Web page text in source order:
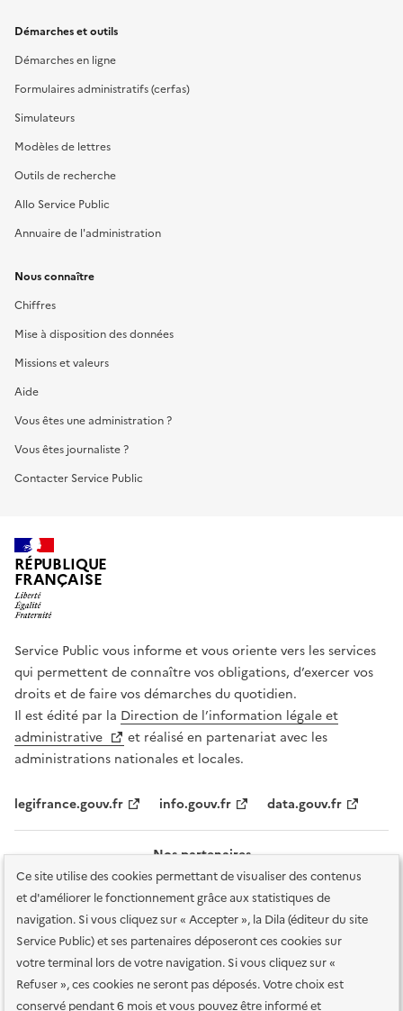
Ce site utilise des cookies permettant de visualiser des contenus
et d'améliorer le fonctionnement grâce aux statistiques de
navigation. Si vous cliquez sur « Accepter », la Dila (éditeur du site
Service Public) et ses partenaires déposeront ces cookies sur
votre terminal lors de votre navigation. Si vous cliquez sur «
Refuser », ces cookies ne seront pas déposés. Votre choix est
conservé pendant 6 mois et vous pouvez être informé et
Démarches et outils
Démarches en ligne
Formulaires administratifs (cerfas)
Simulateurs
Modèles de lettres
Outils de recherche
Allo Service Public
Annuaire de l'administration
Nous connaître
Chiffres
Mise à disposition des données
Missions et valeurs
Aide
Vous êtes une administration ?
Vous êtes journaliste ?
Contacter Service Public
RÉPUBLIQUE
FRANÇAISE
Service Public vous informe et vous oriente vers les services
qui permettent de connaître vos obligations, d’exercer vos
droits et de faire vos démarches du quotidien.
Il est édité par la Direction de l’information légale et
administrative
et réalisé en partenariat avec les
administrations nationales et locales.
legifrance.gouv.fr info.gouv.fr data.gouv.fr
Nos partenaires
Plan du site Accessibilité : totalement conforme
Accessibilité des
services en ligne Mentions légales Données personnelles et sécurité